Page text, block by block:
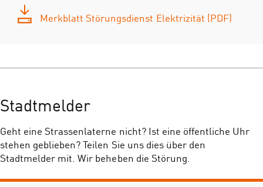
Merkblatt Störungsdienst Elektrizität (PDF)
Stadtmelder
Geht eine Strassenlaterne nicht? Ist eine öffentliche Uhr
stehen geblieben? Teilen Sie uns dies über den
Stadtmelder mit. Wir beheben die Störung.